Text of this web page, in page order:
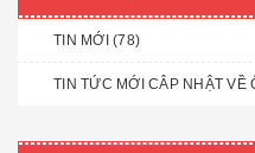
TIN MỚI (78)
TIN TỨC MỚI CÂP NHẬT VỀ